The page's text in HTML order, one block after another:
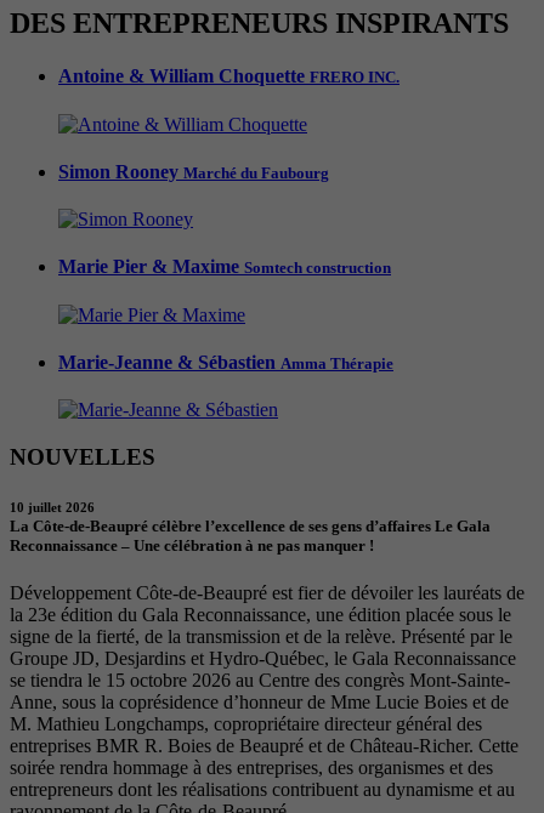
DES ENTREPRENEURS INSPIRANTS
Antoine & William Choquette FRERO INC.
Simon Rooney Marché du Faubourg
Marie Pier & Maxime Somtech construction
Marie-Jeanne & Sébastien Amma Thérapie
NOUVELLES
10 juillet 2026
La Côte-de-Beaupré célèbre l’excellence de ses gens d’affaires Le Gala
Reconnaissance – Une célébration à ne pas manquer !
Développement Côte-de-Beaupré est fier de dévoiler les lauréats de
la 23e édition du Gala Reconnaissance, une édition placée sous le
signe de la fierté, de la transmission et de la relève. Présenté par le
Groupe JD, Desjardins et Hydro-Québec, le Gala Reconnaissance
se tiendra le 15 octobre 2026 au Centre des congrès Mont-Sainte-
Anne, sous la coprésidence d’honneur de Mme Lucie Boies et de
M. Mathieu Longchamps, copropriétaire directeur général des
entreprises BMR R. Boies de Beaupré et de Château-Richer. Cette
soirée rendra hommage à des entreprises, des organismes et des
entrepreneurs dont les réalisations contribuent au dynamisme et au